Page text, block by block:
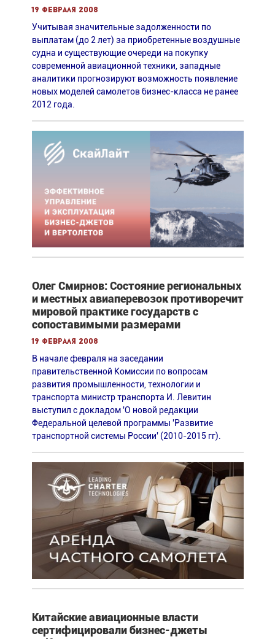
19 февраля 2008
Учитывая значительные задолженности по
выплатам (до 2 лет) за приобретенные воздушные
судна и существующие очереди на покупку
современной авиационной техники, западные
аналитики прогнозируют возможность появление
новых моделей самолетов бизнес-класса не ранее
2012 года.
Олег Смирнов: Состояние региональных
и местных авиаперевозок противоречит
мировой практике государств с
сопоставимыми размерами
19 февраля 2008
В начале февраля на заседании
правительственной Комиссии по вопросам
развития промышленности, технологии и
транспорта министр транспорта И. Левитин
выступил с докладом 'О новой редакции
Федеральной целевой программы 'Развитие
транспортной системы России' (2010-2015 гг).
Китайские авиационные власти
сертифицировали бизнес-джеты